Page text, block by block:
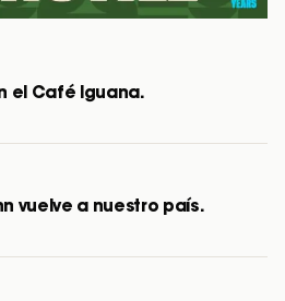
el Café Iguana.
vuelve a nuestro país.